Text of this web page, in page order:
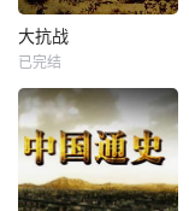
大抗战
已完结